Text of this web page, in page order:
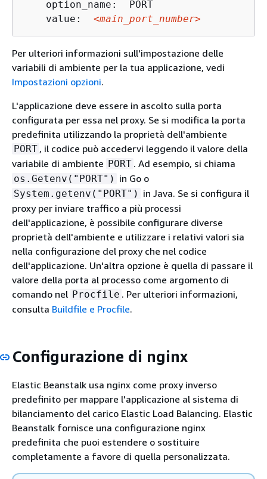
    option_name:  PORT
    value:
<main_port_number>
Per ulteriori informazioni sull'impostazione delle
variabili di ambiente per la tua applicazione, vedi
Impostazioni opzioni.
L'applicazione deve essere in ascolto sulla porta
configurata per essa nel proxy. Se si modifica la porta
predefinita utilizzando la proprietà dell'ambiente
PORT , il codice può accedervi leggendo il valore della
variabile di ambiente PORT . Ad esempio, si chiama
os.Getenv("PORT") in Go o
System.getenv("PORT") in Java. Se si configura il
proxy per inviare traffico a più processi
dell'applicazione, è possibile configurare diverse
proprietà dell'ambiente e utilizzare i relativi valori sia
nella configurazione del proxy che nel codice
dell'applicazione. Un'altra opzione è quella di passare il
valore della porta al processo come argomento di
comando nel Procfile . Per ulteriori informazioni,
consulta Buildfile e Procfile.
Configurazione di nginx
Elastic Beanstalk usa nginx come proxy inverso
predefinito per mappare l'applicazione al sistema di
bilanciamento del carico Elastic Load Balancing. Elastic
Beanstalk fornisce una configurazione nginx
predefinita che puoi estendere o sostituire
completamente a favore di quella personalizzata.